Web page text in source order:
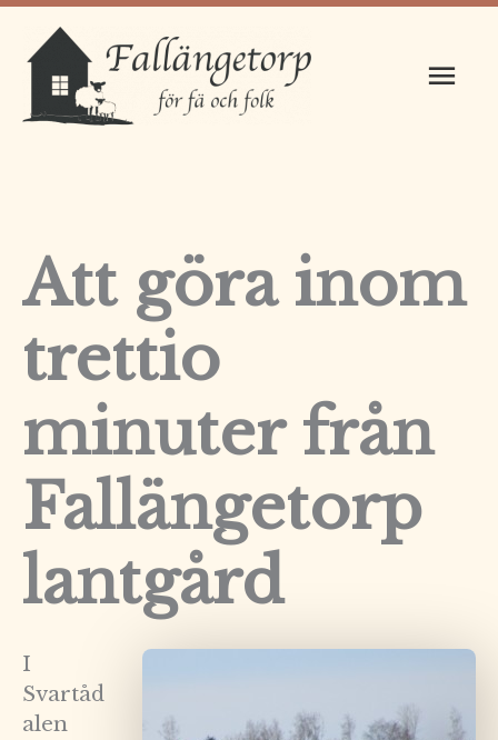
Hoppa
innehåll
Att göra inom
trettio
minuter från
Fallängetorp
lantgård
I
Svartåd
alen